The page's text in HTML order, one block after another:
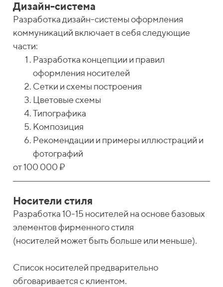
Дизайн-система
Разработка дизайн-системы оформления
коммуникаций включает в себя следующие
части:
Разработка концепции и правил
оформления носителей
Сетки и схемы построения
Цветовые схемы
Типографика
Композиция
Рекомендации и примеры иллюстраций и
фотографий
от 100 000 ₽
Носители стиля
Разработка 10-15 носителей на основе базовых
элементов фирменного стиля
(носителей может быть больше или меньше).
Список носителей предварительно
обговаривается с клиентом.